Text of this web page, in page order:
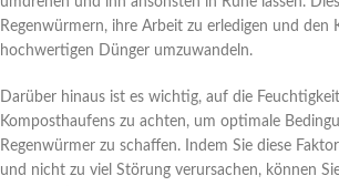
Regenwürmern, ihre Arbeit zu erledigen und den
hochwertigen Dünger umzuwandeln.
Darüber hinaus ist es wichtig, auf die
Komposthaufens zu achten, um optimale
Regenwürmer zu schaffen. Indem Sie diese
und nicht zu viel Störung verursachen, können